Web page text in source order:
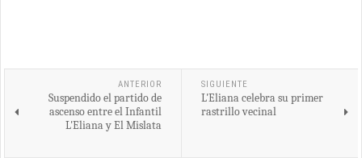
ANTERIOR
Suspendido el partido de
ascenso entre el Infantil
L'Eliana y El Mislata
SIGUIENTE
L'Eliana celebra su primer
rastrillo vecinal